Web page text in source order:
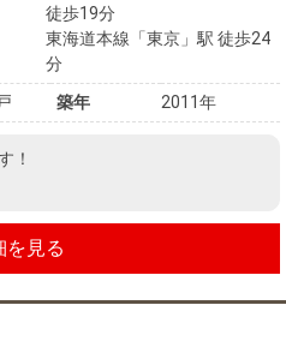
徒歩19分
東海道本線「東京」駅 徒歩24
分
築年 2011年
！
を見る